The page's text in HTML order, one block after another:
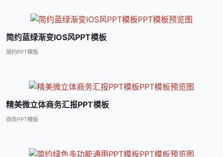
简约蓝绿渐变IOS风PPT模板
简约PPT模板
精美微立体商务汇报PPT模板
商务PPT模板